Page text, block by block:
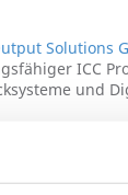
Solutions
ICC
und
Printer
Tables und